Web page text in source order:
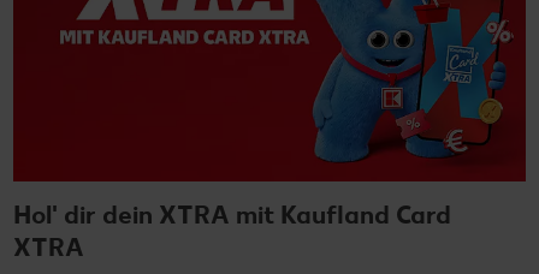
Hol' dir dein XTRA mit Kaufland Card
XTRA